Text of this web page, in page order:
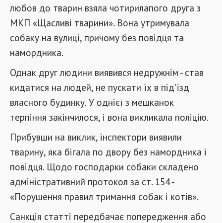
любов до тварин взяла чотирилапого друга з
МКП «Щасливі тварини». Вона утримувала
собаку на вулиці, причому без повідця та
намордника.
Однак друг людини виявився недружнім - став
кидатися на людей, не пускати їх в під'їзд
власного будинку. У однієї з мешканок
терпіння закінчилося, і вона викликала поліцію.
Прибувши на виклик, інспектори виявили
тварину, яка бігала по двору без намордника і
повідця. Щодо господарки собаки складено
адміністративний протокол за ст. 154 -
«Порушення правил тримання собак і котів».
Санкція статті передбачає попередження або